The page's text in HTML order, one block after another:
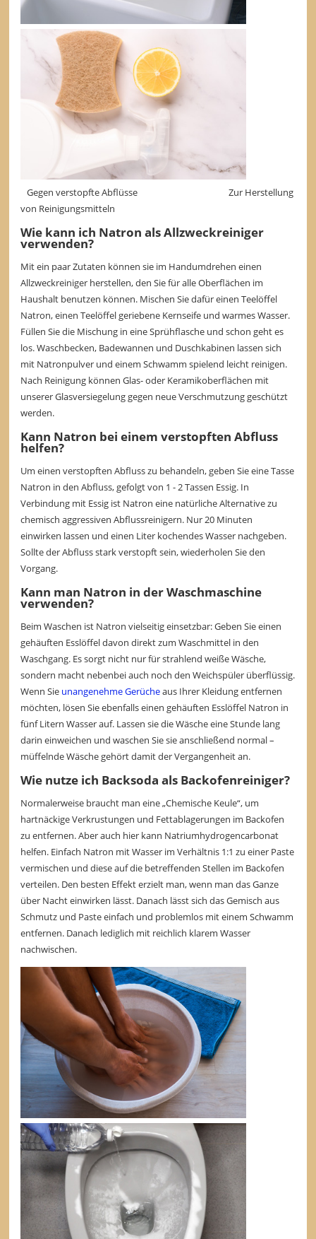
Gegen verstopfte Abflüsse Zur Herstellung
von Reinigungsmitteln
Wie kann ich Natron als Allzweckreiniger
verwenden?
Mit ein paar Zutaten können sie im Handumdrehen einen
Allzweckreiniger herstellen, den Sie für alle Oberflächen im
Haushalt benutzen können. Mischen Sie dafür einen Teelöffel
Natron, einen Teelöffel geriebene Kernseife und warmes Wasser.
Füllen Sie die Mischung in eine Sprühflasche und schon geht es
los. Waschbecken, Badewannen und Duschkabinen lassen sich
mit Natronpulver und einem Schwamm spielend leicht reinigen.
Nach Reinigung können Glas- oder Keramikoberflächen mit
unserer Glasversiegelung gegen neue Verschmutzung geschützt
werden.
Kann Natron bei einem verstopften Abfluss
helfen?
Um einen verstopften Abfluss zu behandeln, geben Sie eine Tasse
Natron in den Abfluss, gefolgt von 1 - 2 Tassen Essig. In
Verbindung mit Essig ist Natron eine natürliche Alternative zu
chemisch aggressiven Abflussreinigern. Nur 20 Minuten
einwirken lassen und einen Liter kochendes Wasser nachgeben.
Sollte der Abfluss stark verstopft sein, wiederholen Sie den
Vorgang.
Kann man Natron in der Waschmaschine
verwenden?
Beim Waschen ist Natron vielseitig einsetzbar: Geben Sie einen
gehäuften Esslöffel davon direkt zum Waschmittel in den
Waschgang. Es sorgt nicht nur für strahlend weiße Wäsche,
sondern macht nebenbei auch noch den Weichspüler überflüssig.
Wenn Sie unangenehme Gerücheaus Ihrer Kleidung entfernen
möchten, lösen Sie ebenfalls einen gehäuften Esslöffel Natron in
fünf Litern Wasser auf. Lassen sie die Wäsche eine Stunde lang
darin einweichen und waschen Sie sie anschließend normal –
müffelnde Wäsche gehört damit der Vergangenheit an.
Wie nutze ich Backsoda als Backofenreiniger?
Normalerweise braucht man eine „Chemische Keule“, um
hartnäckige Verkrustungen und Fettablagerungen im Backofen
zu entfernen. Aber auch hier kann Natriumhydrogencarbonat
helfen. Einfach Natron mit Wasser im Verhältnis 1:1 zu einer Paste
vermischen und diese auf die betreffenden Stellen im Backofen
verteilen. Den besten Effekt erzielt man, wenn man das Ganze
über Nacht einwirken lässt. Danach lässt sich das Gemisch aus
Schmutz und Paste einfach und problemlos mit einem Schwamm
entfernen. Danach lediglich mit reichlich klarem Wasser
nachwischen.